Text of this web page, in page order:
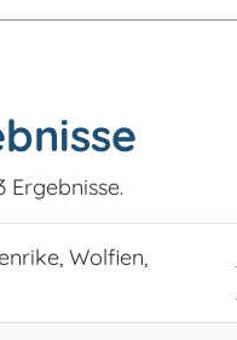
Ergebnisse.
Wolfien,